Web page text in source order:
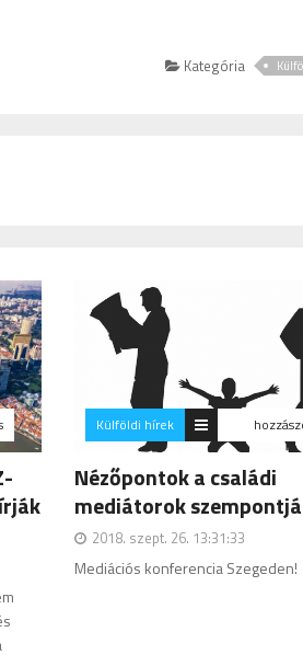
Kategória
Külföldi hírek
Nézőpontok a családi
mediátorok
2018. szept. 26. 13:31:33
Mediációs konferencia Szegeden!